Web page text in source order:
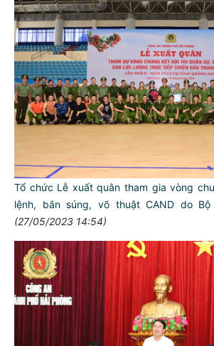
Tổ chức Lễ xuất quân tham gia vòng
lệnh, bắn súng, võ thuật CAND do
(27/05/2023 14:54)